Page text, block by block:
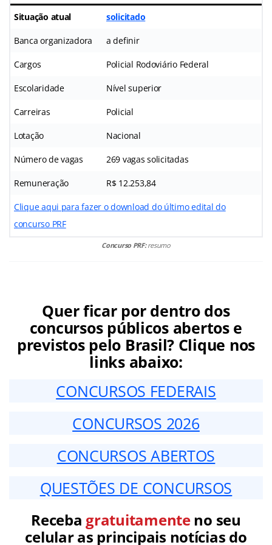
Situação atual solicitado
Banca organizadora a definir
Cargos Policial Rodoviário Federal
Escolaridade Nível superior
Carreiras Policial
Lotação Nacional
Número de vagas 269 vagas solicitadas
Remuneração R$ 12.253,84
Clique aqui para fazer o download do último edital do
concurso PRF
Concurso PRF:resumo
Quer ficar por dentro dos
concursos públicos abertos e
previstos pelo Brasil? Clique nos
links abaixo:
CONCURSOS FEDERAIS
CONCURSOS 2026
CONCURSOS ABERTOS
QUESTÕES DE CONCURSOS
Receba gratuitamenteno seu
celular as principais notícias do